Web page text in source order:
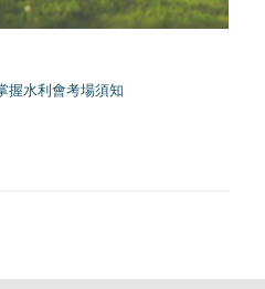
握水利會考場須知